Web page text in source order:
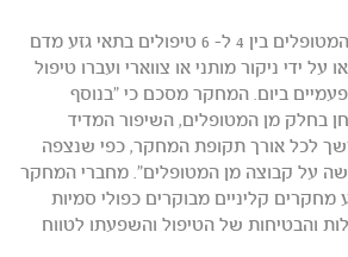
במהלך המחקר, קיבלו המטופלים בין 4 ל- 6 טיפולים בתאי גזע מדם
על ידי ניקור מותני או צווארי ועברו טיפול
בן 30 דקות פעמיים ביום. המחקר מסכם כי "בנוסף
בחלק מן המטופלים, השיפור המדיד
לכל אורך תקופת המחקר, כפי שנצפה
על קבוצה מן המטופלים". מחברי המחקר
קליניים מבוקרים כפולי סמיות
והבטיחות של הטיפול והשפעתו לטווח